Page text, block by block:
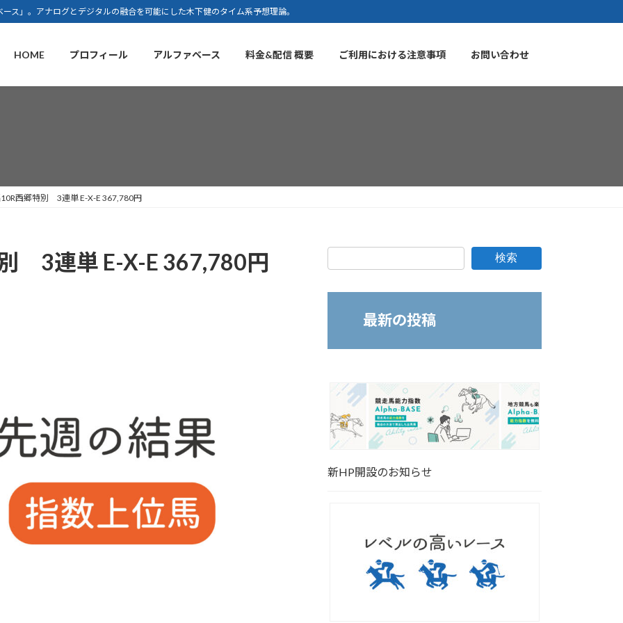
ス」。アナログとデジタルの融合を可能にした木下健のタイム系予想理論。
HOME プロフィール アルファベース 料金&配信 概要 ご利用における注意事項 お問い合わせ
10R西郷特別 3連単 E-X-E 367,780円
3連単 E-X-E 367,780円 検索
最新の投稿
新HP開設のお知らせ